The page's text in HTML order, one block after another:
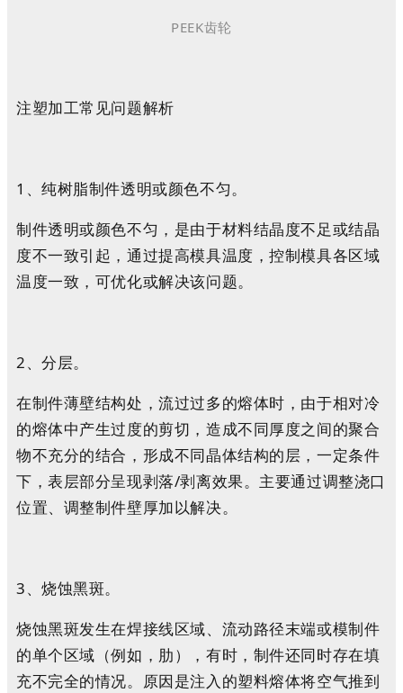
PEEK齿轮
注塑加工常见问题解析
1、纯树脂制件透明或颜色不匀。
制件透明或颜色不匀，是由于材料结晶度不足或结晶
度不一致引起，通过提高模具温度，控制模具各区域
温度一致，可优化或解决该问题。
2、分层。
在制件薄壁结构处，流过过多的熔体时，由于相对冷
的熔体中产生过度的剪切，造成不同厚度之间的聚合
物不充分的结合，形成不同晶体结构的层，一定条件
下，表层部分呈现剥落/剥离效果。主要通过调整浇口
位置、调整制件壁厚加以解决。
3、烧蚀黑斑。
烧蚀黑斑发生在焊接线区域、流动路径末端或模制件
的单个区域（例如，肋），有时，制件还同时存在填
充不完全的情况。原因是注入的塑料熔体将空气推到